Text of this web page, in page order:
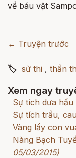
về báu vật
← Truyện trước
🏷 sử thi , thần
Xem ngay
Sự tích dưa hấu
Sự tích trầu,
Vàng lấy con
Nàng Bạch
05/03/2015)